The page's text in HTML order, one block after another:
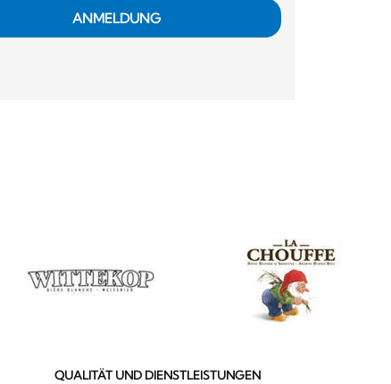
ANMELDUNG
QUALITÄT UND DIENSTLEISTUNGEN